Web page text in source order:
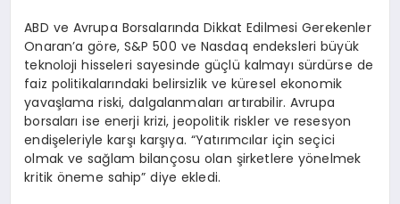
ABD ve Avrupa Borsalarında Dikkat Edilmesi Gerekenler
Onaran’a göre, S&P 500 ve Nasdaq endeksleri büyük
teknoloji hisseleri sayesinde güçlü kalmayı sürdürse de
faiz politikalarındaki belirsizlik ve küresel ekonomik
yavaşlama riski, dalgalanmaları artırabilir. Avrupa
borsaları ise enerji krizi, jeopolitik riskler ve resesyon
endişeleriyle karşı karşıya. “Yatırımcılar için seçici
olmak ve sağlam bilançosu olan şirketlere yönelmek
kritik öneme sahip” diye ekledi.